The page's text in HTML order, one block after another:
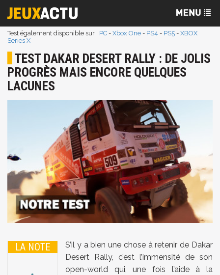
Test également disponible sur : PC - Xbox One - PS4 - PS5 - XBOX
Series X
TEST DAKAR DESERT RALLY : DE JOLIS
PROGRÈS MAIS ENCORE QUELQUES
LACUNES
LA NOTE
S’il y a bien une chose à retenir de Dakar
Desert Rally, c’est l’immensité de son
open-world qui, une fois l’aide à la